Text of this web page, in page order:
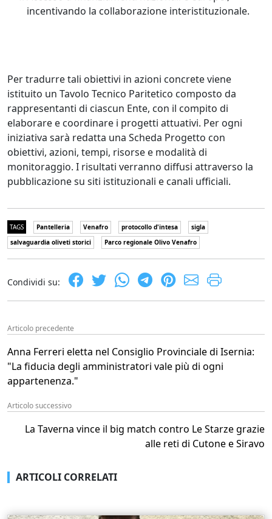
incentivando la collaborazione interistituzionale.
Per tradurre tali obiettivi in azioni concrete viene
istituito un Tavolo Tecnico Paritetico composto da
rappresentanti di ciascun Ente, con il compito di
elaborare e coordinare i progetti attuativi. Per ogni
iniziativa sarà redatta una Scheda Progetto con
obiettivi, azioni, tempi, risorse e modalità di
monitoraggio. I risultati verranno diffusi attraverso la
pubblicazione su siti istituzionali e canali ufficiali.
TAGS Pantelleria Venafro protocollo d'intesa
sigla
salvaguardia oliveti storici
Parco regionale Olivo Venafro
Condividi su:
Articolo precedente
Anna Ferreri eletta nel Consiglio Provinciale di Isernia:
"La fiducia degli amministratori vale più di ogni
appartenenza."
Articolo successivo
La Taverna vince il big match contro Le Starze grazie
alle reti di Cutone e Siravo
ARTICOLI CORRELATI